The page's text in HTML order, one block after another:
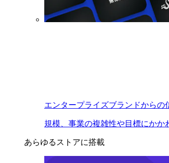
エンタープライズブランドからの
規模、事業の複雑性や目標にかか
あらゆるストアに搭載